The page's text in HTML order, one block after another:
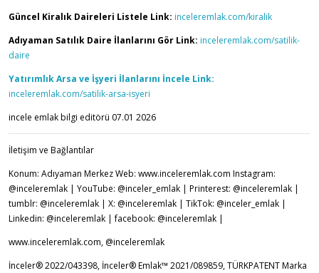
Güncel Kiralık Daireleri Listele Link: inceleremlak.com/kiralik
Adıyaman Satılık Daire İlanlarını Gör Link: inceleremlak.com/satilik-
daire
Yatırımlık Arsa ve İşyeri İlanlarını İncele Link:
inceleremlak.com/satilik-arsa-isyeri
incele emlak bilgi editörü 07.01 2026
İletişim ve Bağlantılar
Konum: Adıyaman Merkez Web: www.inceleremlak.com Instagram:
@inceleremlak | YouTube: @inceler_emlak | Printerest: @inceleremlak |
tumblr: @inceleremlak | X: @inceleremlak | TikTok: @inceler_emlak |
Linkedin: @inceleremlak | facebook: @inceleremlak |
www.inceleremlak.com, @inceleremlak
İnceler® 2022/043398, İnceler® Emlak™ 2021/089859, TÜRKPATENT Marka